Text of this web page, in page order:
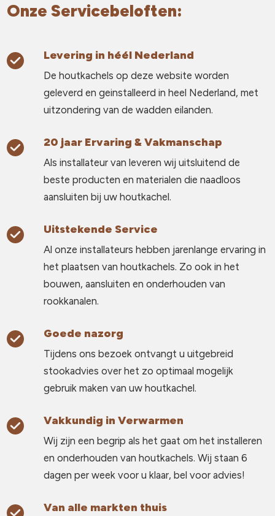
Onze Servicebeloften:
Levering in héél Nederland
De houtkachels op deze website worden
geleverd en geinstalleerd in heel Nederland, met
uitzondering van de wadden eilanden.
20 jaar Ervaring & Vakmanschap
Als installateur van leveren wij uitsluitend de
beste producten en materialen die naadloos
aansluiten bij uw houtkachel.
Uitstekende Service
Al onze installateurs hebben jarenlange ervaring in
het plaatsen van houtkachels. Zo ook in het
bouwen, aansluiten en onderhouden van
rookkanalen.
Goede nazorg
Tijdens ons bezoek ontvangt u uitgebreid
stookadvies over het zo optimaal mogelijk
gebruik maken van uw houtkachel.
Vakkundig in Verwarmen
Wij zijn een begrip als het gaat om het installeren
en onderhouden van houtkachels. Wij staan 6
dagen per week voor u klaar, bel voor advies!
Van alle markten thuis